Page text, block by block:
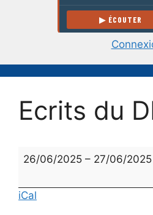
Ecrits du
Ecrits
2025
26/06/2025 – 27/06/2025
iCal